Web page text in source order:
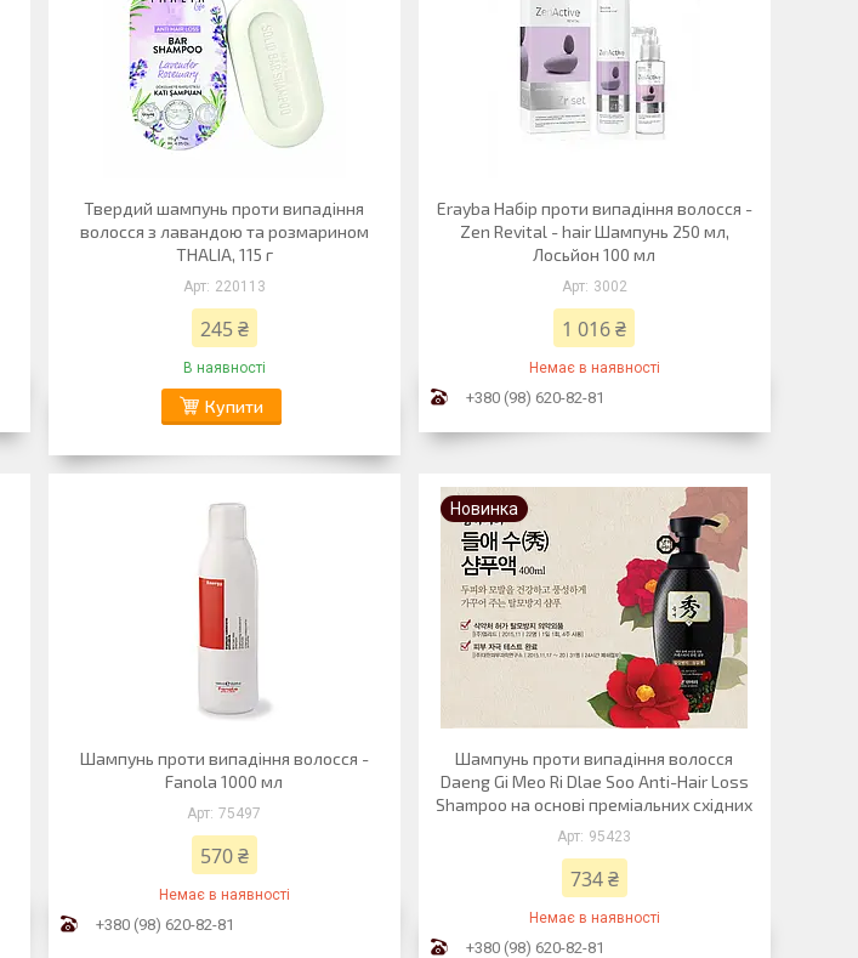
Твердий шампунь проти випадіння
волосся з лавандою та розмарином
THALIA, 115 г
220113
245 ₴
В наявності
Купити
Erayba Набір проти випадіння волосся -
Zen Revital - hair Шампунь 250 мл,
Лосьйон 100 мл
3002
1 016 ₴
Немає в наявності
+380 (98) 620-82-81
Шампунь проти випадіння волосся -
Fanola 1000 мл
75497
570 ₴
Немає в наявності
+380 (98) 620-82-81
Новинка
Шампунь проти випадіння волосся
Daeng Gi Meo Ri Dlaе Soo Anti-Hair Loss
Shampoo на основі преміальних східних
95423
734 ₴
Немає в наявності
+380 (98) 620-82-81